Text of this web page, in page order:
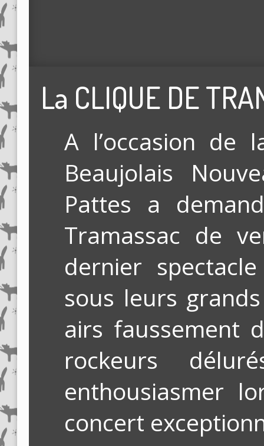
La CLIQUE DE
A l’occasion de
Beaujolais
Pattes a
Tramassac de
dernier
sous leurs
airs faussement
rockeurs
enthousiasmer
concert